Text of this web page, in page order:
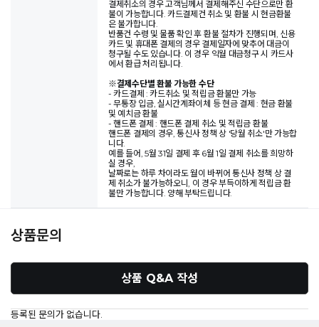
결제취소의 경우 고객님께서 결제해주신 수단으로만 환
불이 가능합니다. 카드결제건 취소 및 환불 시 현금환불
은 불가합니다.
반품건 수령 및 물품 확인 후 환불 절차가 진행되며, 신용
카드 및 휴대폰 결제의 경우 결제일자에 맞추어 대금이
청구될 수도 있습니다. 이 경우 익월 대금청구 시 카드사
에서 환급 처리됩니다.
※결제수단별 환불 가능한 수단
- 카드결제 : 카드취소 및 적립금 환불만 가능
- 무통장 입금, 실시간계좌이체 등 현금 결제 : 현금 환불
및 예치금 환불
- 핸드폰 결제 : 핸드폰 결제 취소 및 적립금 환불
핸드폰 결제의 경우, 통신사 정책 상 '당월 취소'만 가능합
니다.
예를 들어, 5월 31일 결제 후 6월 1일 결제 취소를 희망하
실 경우,
날짜로는 하루 차이라도 월이 바뀌어 통신사 정책 상 결
제 취소가 불가능하오니, 이 경우 부득이하게 적립금 환
불만 가능합니다. 양해 부탁드립니다.
상품문의
상품 Q&A 작성
등록된 문의가 없습니다.